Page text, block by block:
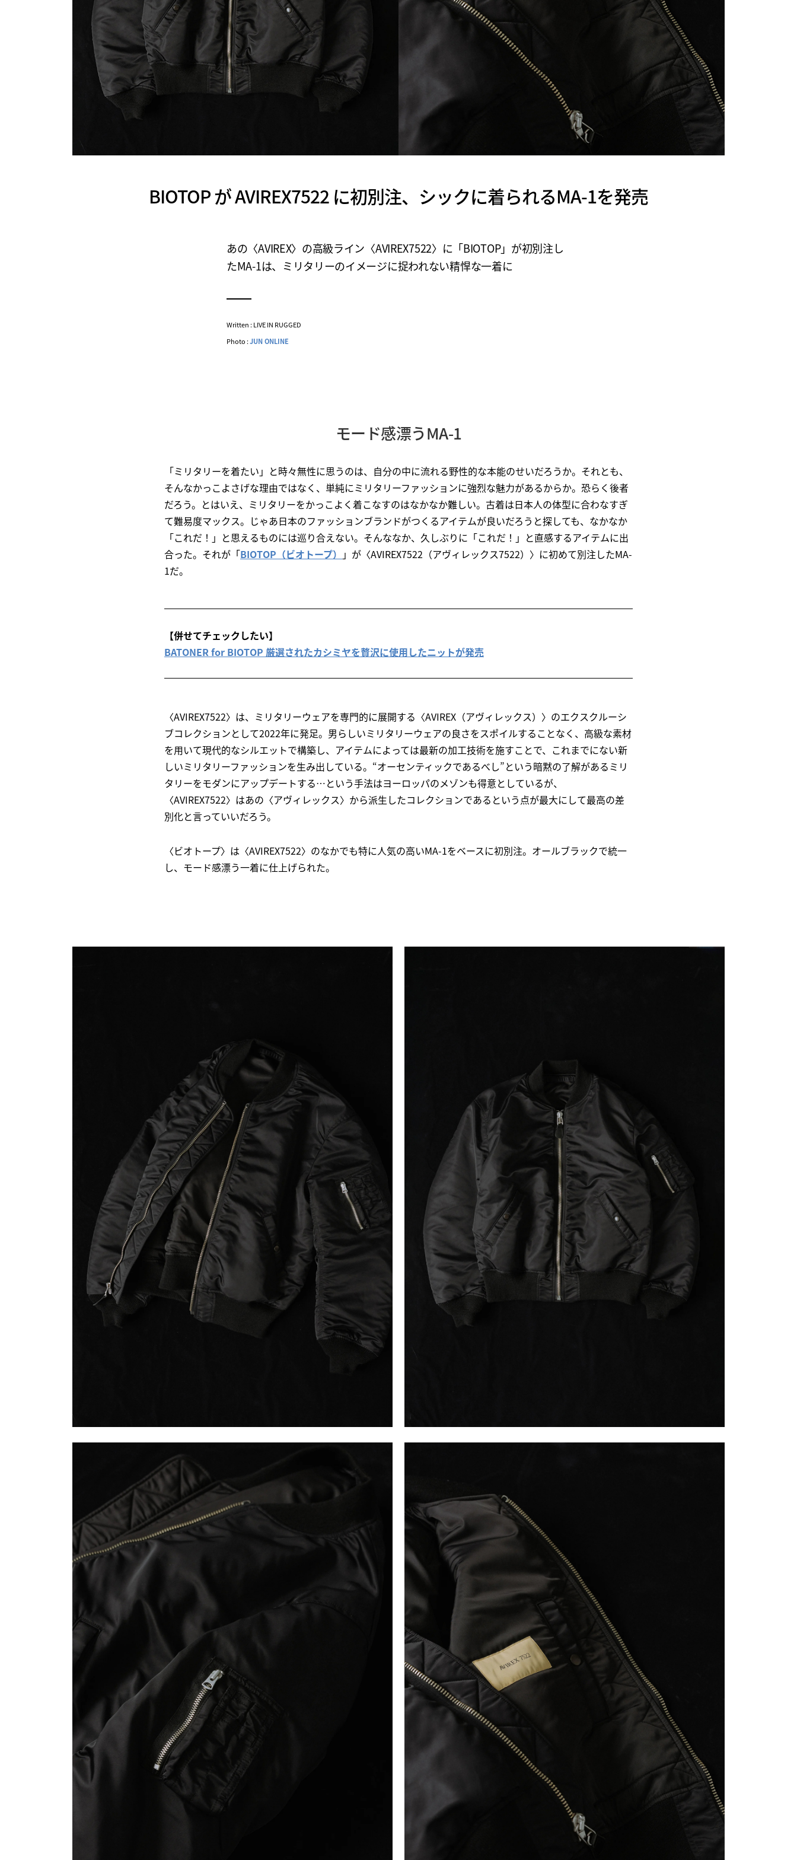
BIOTOP が AVIREX7522 に初別注、シックに着られるMA-1を発売
あの〈AVIREX〉の高級ライン〈AVIREX7522〉に「BIOTOP」が初別注し
たMA-1は、ミリタリーのイメージに捉われない精悍な一着に
Written : LIVE IN RUGGED
Photo :JUN ONLINE
モード感漂うMA-1
「ミリタリーを着たい」と時々無性に思うのは、自分の中に流れる野性的な本能のせいだろうか。それとも、
そんなかっこよさげな理由ではなく、単純にミリタリーファッションに強烈な魅力があるからか。恐らく後者
だろう。とはいえ、ミリタリーをかっこよく着こなすのはなかなか難しい。古着は日本人の体型に合わなすぎ
て難易度マックス。じゃあ日本のファッションブランドがつくるアイテムが良いだろうと探しても、なかなか
「これだ！」と思えるものには巡り合えない。そんななか、久しぶりに「これだ！」と直感するアイテムに出
合った。それが「BIOTOP（ビオトープ） 」が〈AVIREX7522（アヴィレックス7522）〉に初めて別注したMA-
1だ。
【併せてチェックしたい】
BATONER for BIOTOP 厳選されたカシミヤを贅沢に使用したニットが発売
〈AVIREX7522〉は、ミリタリーウェアを専門的に展開する〈AVIREX（アヴィレックス）〉のエクスクルーシ
ブコレクションとして2022年に発足。男らしいミリタリーウェアの良さをスポイルすることなく、高級な素材
を用いて現代的なシルエットで構築し、アイテムによっては最新の加工技術を施すことで、これまでにない新
しいミリタリーファッションを生み出している。“オーセンティックであるべし”という暗黙の了解があるミリ
タリーをモダンにアップデートする…という手法はヨーロッパのメゾンも得意としているが、
〈AVIREX7522〉はあの〈アヴィレックス〉から派生したコレクションであるという点が最大にして最高の差
別化と言っていいだろう。
〈ビオトープ〉は〈AVIREX7522〉のなかでも特に人気の高いMA-1をベースに初別注。オールブラックで統一
し、モード感漂う一着に仕上げられた。